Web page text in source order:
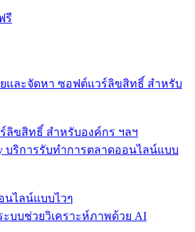
ลิขสิทธิ์ สำหรับองค์กร ฯลฯ
นไลน์แบบไวๆ